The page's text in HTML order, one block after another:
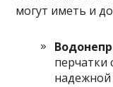
могут иметь и
перчатки
надежной